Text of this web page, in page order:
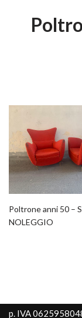
Poltrone anni 50 –
NOLEGGIO
p. IVA